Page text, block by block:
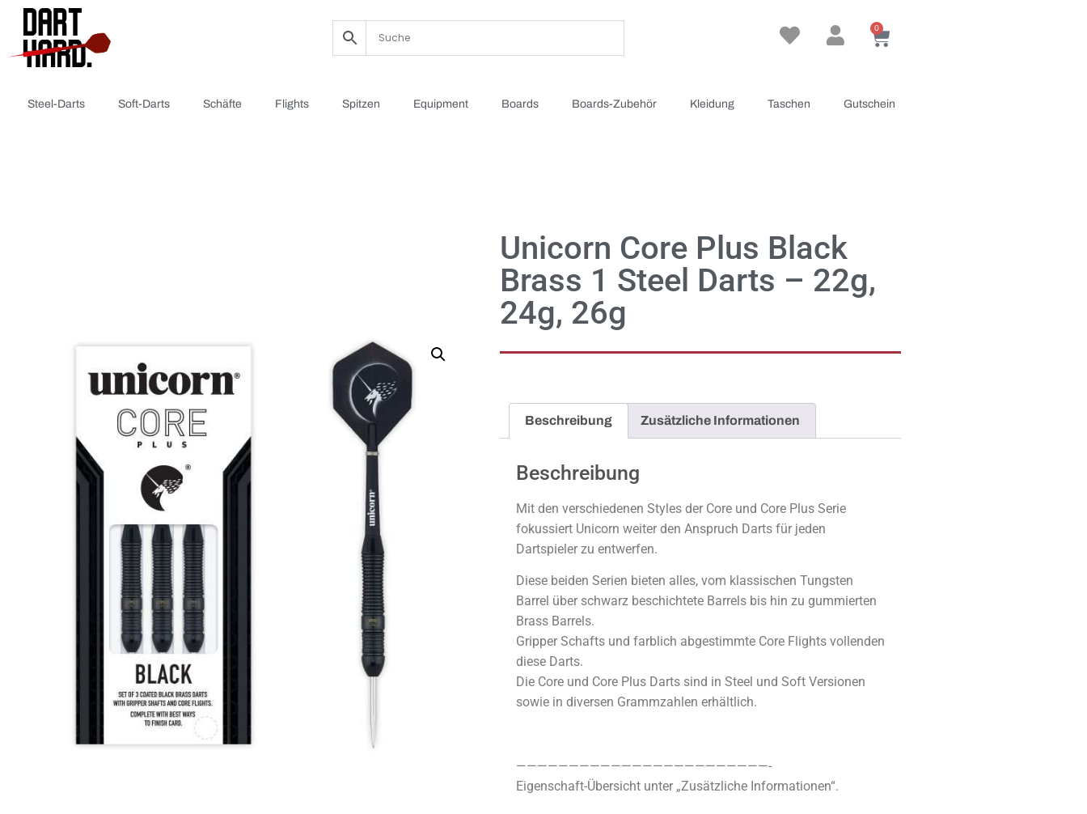
0
Steel-Darts Soft-Darts Schäfte Flights Spitzen Equipment Boards Boards-Zubehör Kleidung Taschen Gutschein
Unicorn Core Plus Black
Brass 1 Steel Darts – 22g,
24g, 26g
Beschreibung Zusätzliche Informationen
Beschreibung
Mit den verschiedenen Styles der Core und Core Plus Serie
fokussiert Unicorn weiter den Anspruch Darts für jeden
Dartspieler zu entwerfen.
Diese beiden Serien bieten alles, vom klassischen Tungsten
Barrel über schwarz beschichtete Barrels bis hin zu gummierten
Brass Barrels.
Gripper Schafts und farblich abgestimmte Core Flights vollenden
diese Darts.
Die Core und Core Plus Darts sind in Steel und Soft Versionen
sowie in diversen Grammzahlen erhältlich.
————————————————————————-
Eigenschaft-Übersicht unter „Zusätzliche Informationen“.